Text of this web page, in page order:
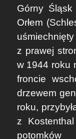
Górny Śląsk
Orłem
z prawej
w 1944 roku
froncie
drzewem
roku,
z